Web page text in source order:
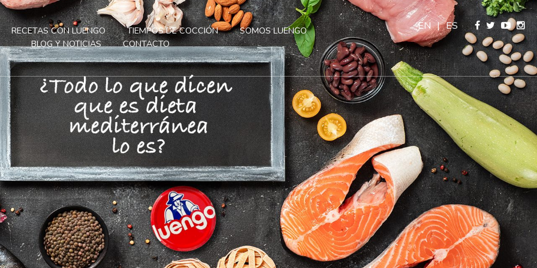
RECETAS CON LUENGO TIEMPOS DE COCCIÓN
SOMOS LUENGO
BLOG Y NOTICIAS
CONTACTO
EN | ES